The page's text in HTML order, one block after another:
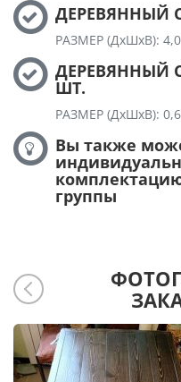
ДЕРЕВЯННЫЙ
РАЗМЕР (ДхШхВ):
ДЕРЕВЯННЫЙ
ШТ.
РАЗМЕР (ДхШхВ):
Вы также
группы